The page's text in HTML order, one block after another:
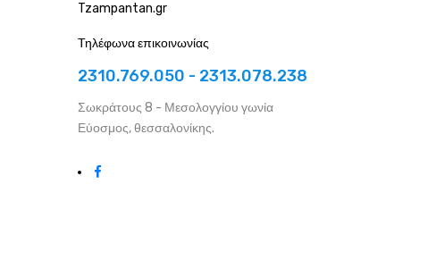
Tzampantan.gr
Τηλέφωνα επικοινωνίας
2310.769.050 - 2313.078.238
Σωκράτους 8 - Μεσολογγίου γωνία
Εύοσμος, θεσσαλονίκης.